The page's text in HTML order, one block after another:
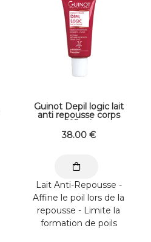
Guinot Depil logic lait
anti repousse corps
125 ml
38.00 €
Lait Anti-Repousse -
Affine le poil lors de la
repousse - Limite la
formation de poils